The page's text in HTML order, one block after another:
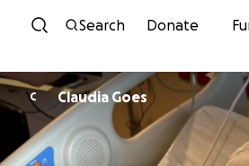
Skip to
Search Donate
C Claudia Goes